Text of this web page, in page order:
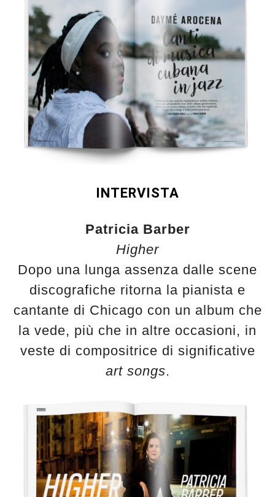
INTERVISTA
Patricia Barber
Higher
Dopo una lunga assenza dalle scene
discografiche ritorna la pianista e
cantante di Chicago con un album che
la vede, più che in altre occasioni, in
veste di compositrice di significative
art songs.